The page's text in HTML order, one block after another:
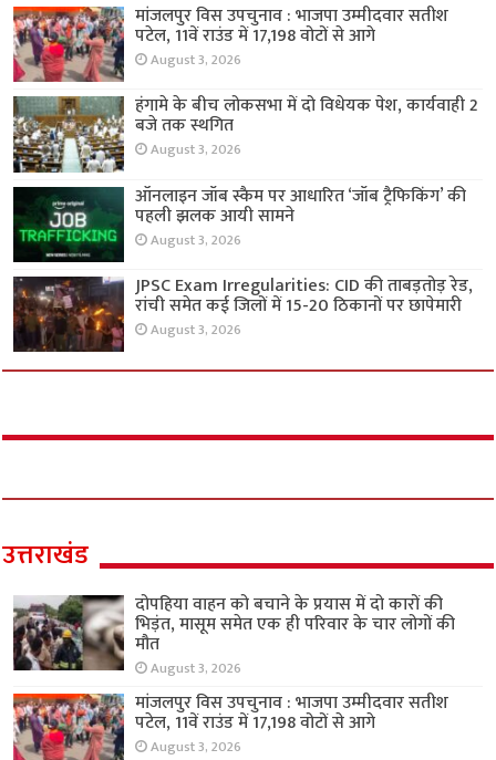
मांजलपुर विस उपचुनाव : भाजपा उम्मीदवार सतीश
पटेल, 11वें राउंड में 17,198 वोटों से आगे
August 3, 2026
हंगामे के बीच लोकसभा में दो विधेयक पेश, कार्यवाही 2
बजे तक स्थगित
August 3, 2026
ऑनलाइन जॉब स्कैम पर आधारित ‘जॉब ट्रैफिकिंग’ की
पहली झलक आयी सामने
August 3, 2026
JPSC Exam Irregularities: CID की ताबड़तोड़ रेड,
रांची समेत कई जिलों में 15-20 ठिकानों पर छापेमारी
August 3, 2026
उत्तराखंड
दोपहिया वाहन को बचाने के प्रयास में दो कारों की
भिड़ंत, मासूम समेत एक ही परिवार के चार लोगों की
मौत
August 3, 2026
मांजलपुर विस उपचुनाव : भाजपा उम्मीदवार सतीश
पटेल, 11वें राउंड में 17,198 वोटों से आगे
August 3, 2026